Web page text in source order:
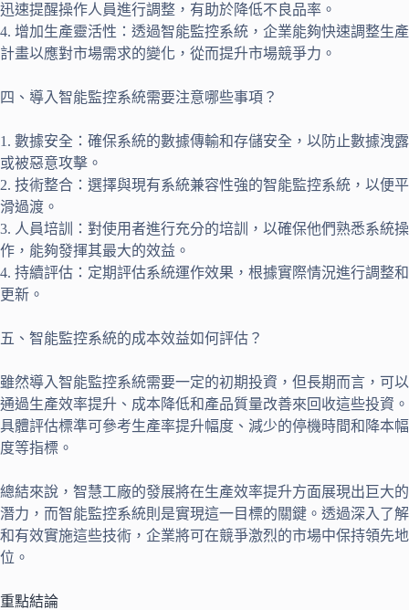
迅速提醒操作人員進行調整，有助於降低不良品率。
4. 增加生產靈活性：透過智能監控系統，企業能夠快速調整生產
計畫以應對市場需求的變化，從而提升市場競爭力。
四、導入智能監控系統需要注意哪些事項？
1. 數據安全：確保系統的數據傳輸和存儲安全，以防止數據洩露
或被惡意攻擊。
2. 技術整合：選擇與現有系統兼容性強的智能監控系統，以便平
滑過渡。
3. 人員培訓：對使用者進行充分的培訓，以確保他們熟悉系統操
作，能夠發揮其最大的效益。
4. 持續評估：定期評估系統運作效果，根據實際情況進行調整和
更新。
五、智能監控系統的成本效益如何評估？
雖然導入智能監控系統需要一定的初期投資，但長期而言，可以
通過生產效率提升、成本降低和產品質量改善來回收這些投資。
具體評估標準可參考生產率提升幅度、減少的停機時間和降本幅
度等指標。
總結來說，智慧工廠的發展將在生產效率提升方面展現出巨大的
潛力，而智能監控系統則是實現這一目標的關鍵。透過深入了解
和有效實施這些技術，企業將可在競爭激烈的市場中保持領先地
位。
重點結論